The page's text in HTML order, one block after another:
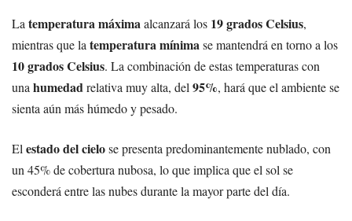
Latemperatura máximaalcanzará los 19 grados Celsius,
mientras que latemperatura mínimase mantendrá en torno a los
10 grados Celsius. La combinación de estas temperaturas con
unahumedadrelativa muy alta, del95%, hará que el ambiente se
sienta aún más húmedo y pesado.
Elestado del cielose presenta predominantemente nublado, con
un 45% de cobertura nubosa, lo que implica que el sol se
esconderá entre las nubes durante la mayor parte del día.